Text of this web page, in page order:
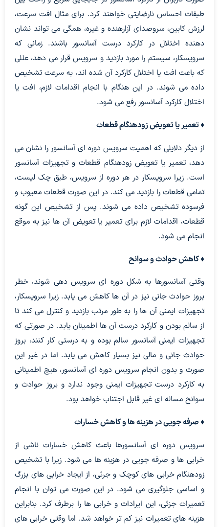
طبقات احساس نارضایتی خواهند کرد. برای مثال افت سرعت،
لرزش کابین، سروصدای آزارهنده و غیره، همگی می تواند نشان
دهنده اختلال در کارکرد درست آسانسور باشند. زمانی که
سرویسکار، سیستم را مورد بازدید و سرویس قرار می دهد، عللی
که باعث افت یا اختلال کارکرد آن شده اند، به سرعت تشخیص
داده می شوند. در این هنگام با انجام اقدامات لازم، افت یا
اختلال کارکرد آسانسور رفع می شود.
♦ تعمیر یا تعویض زودهنگام قطعات
از دیگر دلایلی که اهمیت سرویس دوره ای آسانسور را نشان می
دهد، تعمیر یا تعویض زودهنگام قطعات و تجهیزات آسانسور
است. زیرا سرویسکار در هر دوره از سرویس، طبق چک لیست،
تمامی قطعات را بازدید می کند. در این صورت قطعات معیوب و
فرسوده تشخیص داده می شوند. پس از تشخیص این گونه
قطعات، اقدامات لازم برای تعمیر یا تعویض آن ها نیز به موقع
انجام می شود.
♦ کاهش حوادث و سوانح
وقتی آسانسورها به شکل دوره ای سرویس دهی شوند، خطر
بروز حوادث جانی نیز در آن ها کاهش می یابد. زیرا سرویسکار،
تجهیزات ایمنی آن ها را به طور مرتب بازدید و کنترل می کند تا
از سالم بودن و کارکرد درست آن ها اطمینان یابد. در صورتی که
تجهیزات ایمنی آسانسور سالم بوده و به درستی کار کنند، بروز
حوادث جانی و مالی نیز بسیار کاهش می یابد. اما در غیر این
صورت و بدون انجام سرویس دوره ای آسانسور، هیچ اطمینانی
به کارکرد درست تجهیزات ایمنی وجود ندارد و بروز حوادث و
سوانح مساله ای غیر قابل اجتناب خواهد بود.
♦ صرفه جویی در هزینه ها و کاهش خسارات
سرویس دوره ای آسانسورها باعث کاهش خسارات ناشی از
خرابی ها و صرفه جویی در هزینه ها می شود. زیرا با تشخیص
زودهنگام خرابی های کوچک و جرئی، از ایجاد خرابی های بزرگ
و اساسی جلوگیری می شود. در این صورت می توان با انجام
تعمیرات جزئی، این ایرادات و خرابی ها را برطرف کرد. بنابراین
هزینه های تعمیرات نیز کم تر خواهد شد. اما وقتی خرابی های